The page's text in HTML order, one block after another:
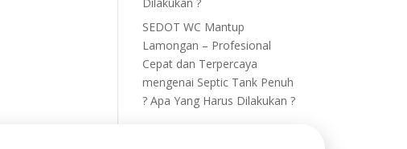
SEDOT WC Mantup
Lamongan – Profesional
Cepat dan Terpercaya
mengenai Septic Tank Penuh
? Apa Yang Harus Dilakukan ?